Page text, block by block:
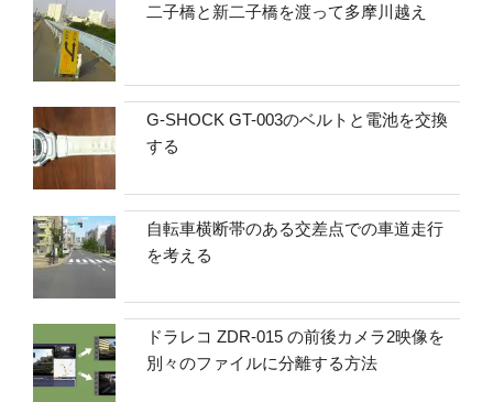
二子橋と新二子橋を渡って多摩川越え
G-SHOCK GT-003のベルトと電池を交換
する
自転車横断帯のある交差点での車道走行
を考える
ドラレコ ZDR-015 の前後カメラ2映像を
別々のファイルに分離する方法